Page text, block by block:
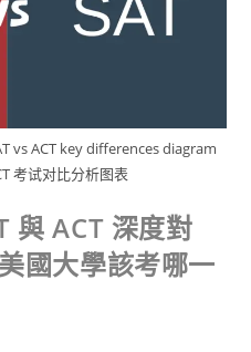
vs ACT key differences diagram
考试对比分析图表
與 ACT 深度對
國大學該考哪一